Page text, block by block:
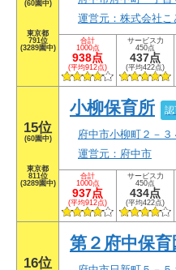
(60園中)
東京都
791位
(3289園中)
運営元：株式会社こ
合計
1000点
938点
(平均912点)
サービス力
450点
437点
(平均422点)
15位
(60園中)
東京都
811位
(3289園中)
小柳保育所
府中市小柳町２－３
運営元：府中市
合計
1000点
937点
(平均912点)
サービス力
450点
434点
(平均422点)
16位
第２府中保育